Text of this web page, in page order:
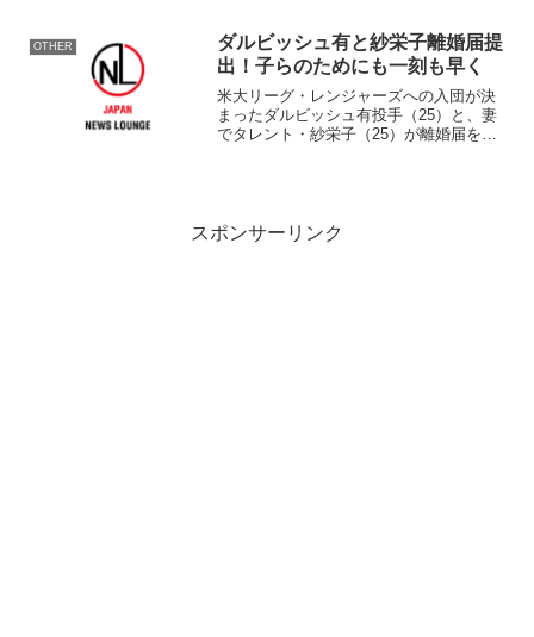
OTHER
ダルビッシュ有と紗栄子離婚届提
出！子らのためにも一刻も早く
米大リーグ・レンジャーズへの入団が決
まったダルビッシュ有投手（25）と、妻
でタレント・紗栄子（25）が離婚届を提
スポンサーリンク